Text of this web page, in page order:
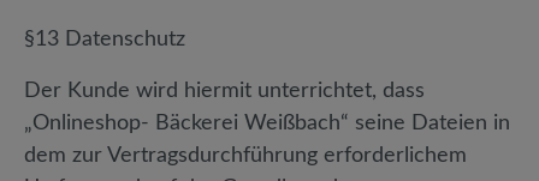
§13 Datenschutz
Der Kunde wird hiermit unterrichtet, dass
„Onlineshop- Bäckerei Weißbach“ seine Dateien in
dem zur Vertragsdurchführung erforderlichem